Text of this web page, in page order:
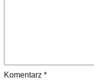
Komentarz *